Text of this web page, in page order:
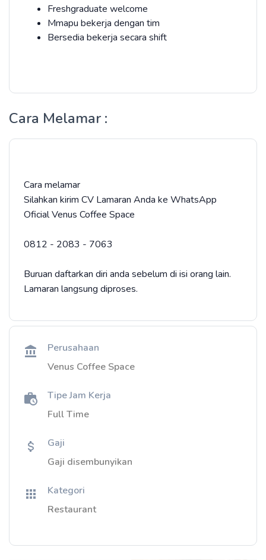
Freshgraduate welcome
Mmapu bekerja dengan tim
Bersedia bekerja secara shift
Cara Melamar :
Cara melamar
Silahkan kirim CV Lamaran Anda ke WhatsApp
Oficial Venus Coffee Space
0812 - 2083 - 7063
Buruan daftarkan diri anda sebelum di isi orang lain.
Lamaran langsung diproses.
Perusahaan
Venus Coffee Space
Tipe Jam Kerja
Full Time
Gaji
Gaji disembunyikan
Kategori
Restaurant